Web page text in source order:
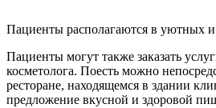
Пациенты располагаются в уютных
Пациенты могут также заказать
косметолога. Поесть можно
ресторане, находящемся в здании
предложение вкусной и здоровой